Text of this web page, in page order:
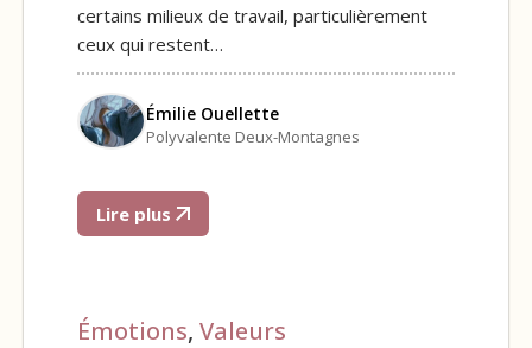
certains milieux de travail, particulièrement
ceux qui restent…
Émilie Ouellette
Polyvalente Deux-Montagnes
Lire plus
Émotions, Valeurs